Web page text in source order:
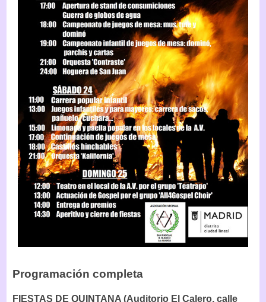
Programación completa
FIESTAS DE QUINTANA (Auditorio El Calero, calle